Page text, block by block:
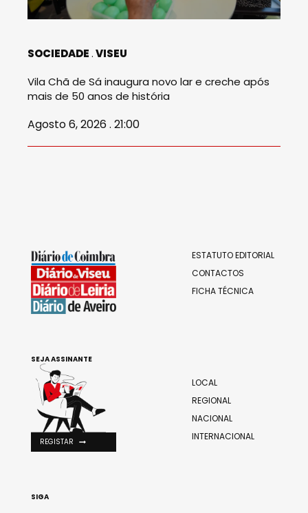
SOCIEDADE VISEU
Vila Chã de Sá inaugura novo lar e creche após
mais de 50 anos de história
Agosto 6, 2026 . 21:00
ESTATUTO EDITORIAL
CONTACTOS
FICHA TÉCNICA
LOCAL
REGIONAL
NACIONAL
INTERNACIONAL
SEJA ASSINANTE
REGISTAR
SIGA